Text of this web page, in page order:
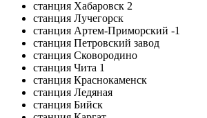
станция Хабаровск 2
станция Лучегорск
станция Артем-Приморский -1
станция Петровский завод
станция Сковородино
станция Чита 1
станция Краснокаменск
станция Ледяная
станция Бийск